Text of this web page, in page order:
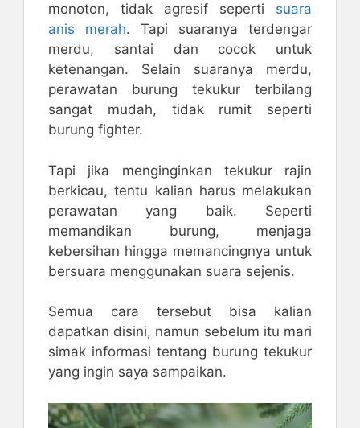
monoton, tidak agresif seperti suara
anis merah. Tapi suaranya terdengar
merdu, santai dan cocok untuk
ketenangan. Selain suaranya merdu,
perawatan burung tekukur terbilang
sangat mudah, tidak rumit seperti
burung fighter.
Tapi jika menginginkan tekukur rajin
berkicau, tentu kalian harus melakukan
perawatan yang baik. Seperti
memandikan burung, menjaga
kebersihan hingga memancingnya untuk
bersuara menggunakan suara sejenis.
Semua cara tersebut bisa kalian
dapatkan disini, namun sebelum itu mari
simak informasi tentang burung tekukur
yang ingin saya sampaikan.